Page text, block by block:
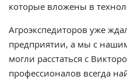
которые вложены в
Агроэкспедиторов уже
предприятии, а мы с
могли расстаться с
профессионалов всегда